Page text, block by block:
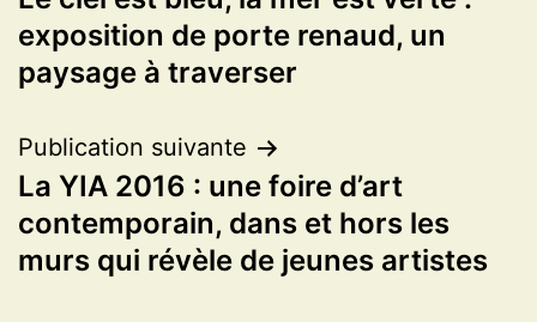
de
l’article
exposition de porte renaud, un
paysage à traverser
Publication suivante
La YIA 2016 : une foire d’art
contemporain, dans et hors les
murs qui révèle de jeunes artistes